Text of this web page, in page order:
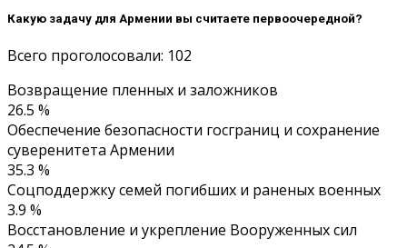
Какую задачу для Армении вы считаете первоочередной?
Всего проголосовали: 102
Возвращение пленных и заложников
26.5 %
Обеспечение безопасности госграниц и сохранение
суверенитета Армении
35.3 %
Соцподдержку семей погибших и раненых военных
3.9 %
Восстановление и укрепление Вооруженных сил